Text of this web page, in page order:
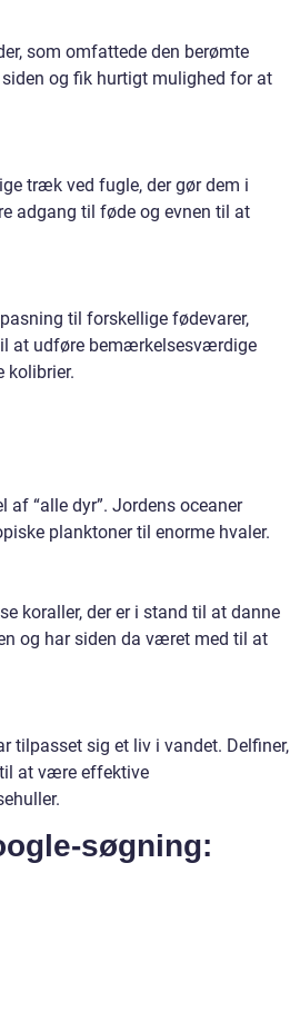
som omfattede den berømte
og fik hurtigt mulighed for at
træk ved fugle, der gør dem i
adgang til føde og evnen til at
til forskellige fødevarer,
at udføre bemærkelsesværdige
kolibrier.
af “alle dyr”. Jordens oceaner
planktoner til enorme hvaler.
koraller, der er i stand til at danne
og har siden da været med til at
tilpasset sig et liv i vandet. Delfiner,
til at være effektive
søgning: